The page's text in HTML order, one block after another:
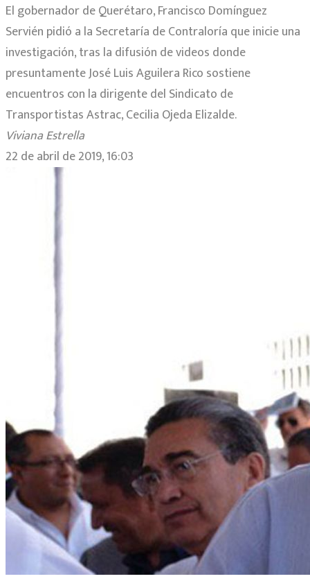
El gobernador de Querétaro, Francisco Domínguez
Servién pidió a la Secretaría de Contraloría que inicie una
investigación, tras la difusión de videos donde
presuntamente José Luis Aguilera Rico sostiene
encuentros con la dirigente del Sindicato de
Transportistas Astrac, Cecilia Ojeda Elizalde.
Viviana Estrella
22 de abril de 2019, 16:03